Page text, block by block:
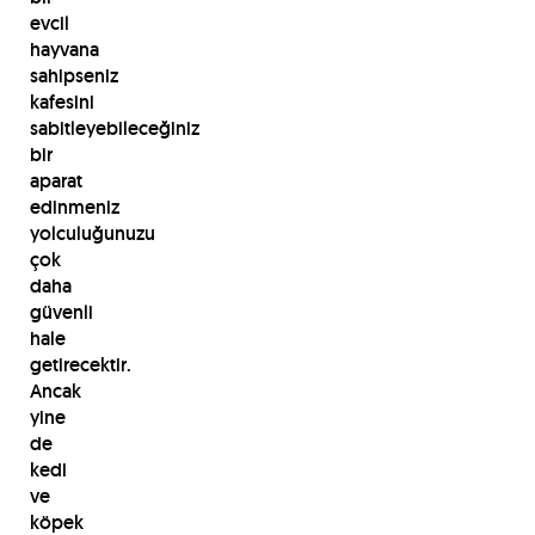
evcil
hayvana
sahipseniz
kafesini
sabitleyebileceğiniz
bir
aparat
edinmeniz
yolculuğunuzu
çok
daha
güvenli
hale
getirecektir.
Ancak
yine
de
kedi
ve
köpek